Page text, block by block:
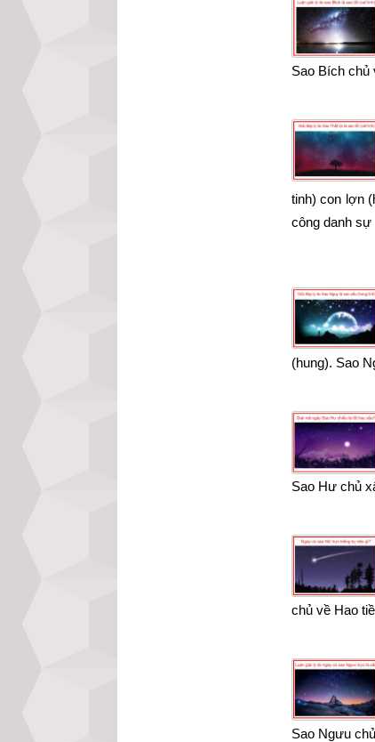
Sao Bích chủ
tinh) con lợn
công danh sự
(hung). Sao
Sao Hư chủ
chủ về Hao
Sao Ngưu